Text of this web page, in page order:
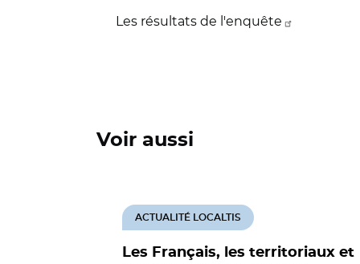
Les résultats de l'enquête
Voir aussi
Les Français, les territoriaux et
ACTUALITÉ LOCALTIS